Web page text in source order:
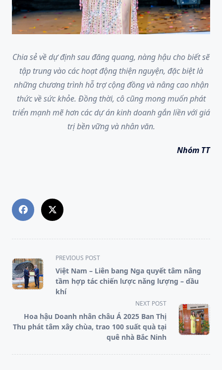
Chia sẻ về dự định sau đăng quang, nàng hậu cho biết sẽ
tập trung vào các hoạt động thiện nguyện, đặc biệt là
những chương trình hỗ trợ cộng đồng và nâng cao nhận
thức về sức khỏe. Đồng thời, cô cũng mong muốn phát
triển mạnh mẽ hơn các dự án kinh doanh gắn liền với giá
trị bền vững và nhân văn.
Nhóm TT
<span
class="nav-
subtitle
screen-
text">Page</span>
PREVIOUS POST
Việt Nam – Liên bang Nga quyết tâm nâng
tầm hợp tác chiến lược năng lượng – dầu
khí
NEXT POST
Hoa hậu Doanh nhân châu Á 2025 Ban Thị
Thu phát tâm xây chùa, trao 100 suất quà tại
quê nhà Bắc Ninh